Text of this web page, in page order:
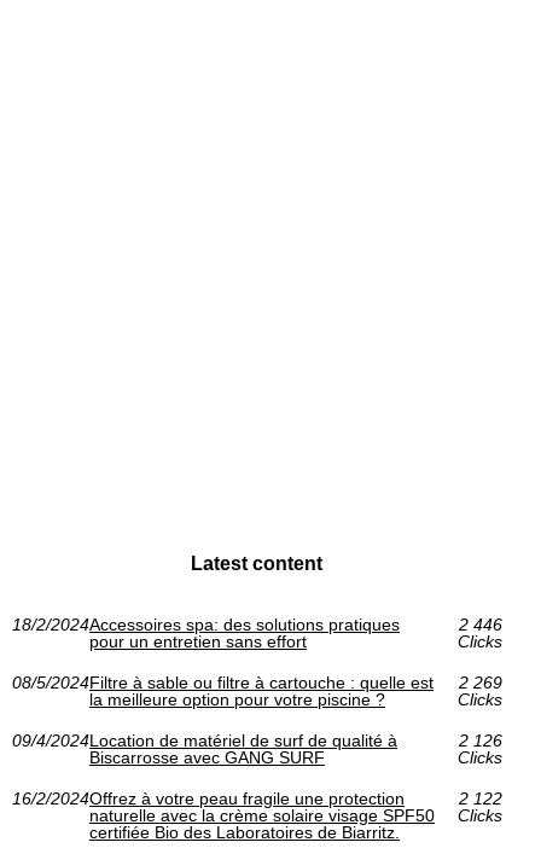
Latest content
18/2/2024Accessoires spa: des solutions pratiques
pour un entretien sans effort
2 446
Clicks
08/5/2024Filtre à sable ou filtre à cartouche : quelle est
la meilleure option pour votre piscine ?
2 269
Clicks
09/4/2024Location de matériel de surf de qualité à
Biscarrosse avec GANG SURF
2 126
Clicks
16/2/2024Offrez à votre peau fragile une protection
naturelle avec la crème solaire visage SPF50
certifiée Bio des Laboratoires de Biarritz.
2 122
Clicks